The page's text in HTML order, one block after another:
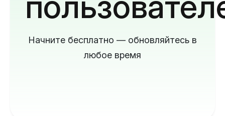
Начните бесплатно — обновляйтесь в
любое время